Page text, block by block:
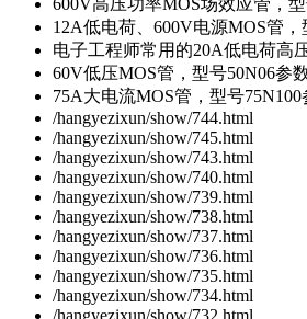
600V高压功率MOS场效应管，
12A低电荷、600V电源MOS管
电子工程师常用的20A低电荷高
60V低压MOS管，型号50N06参
75A大电流MOS管，型号75N100
/hangyezixun/show/744.html
/hangyezixun/show/745.html
/hangyezixun/show/743.html
/hangyezixun/show/740.html
/hangyezixun/show/739.html
/hangyezixun/show/738.html
/hangyezixun/show/737.html
/hangyezixun/show/736.html
/hangyezixun/show/735.html
/hangyezixun/show/734.html
/hangyezixun/show/732.html